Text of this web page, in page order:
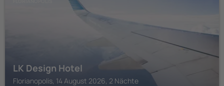
LK Design Hotel
Florianopolis, 14 August 2026, 2 Nächte